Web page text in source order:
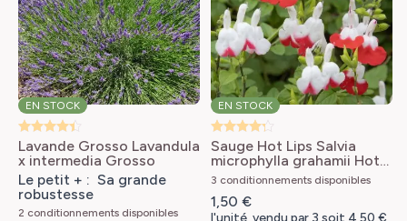
EN STOCK
Lavande Grosso Lavandula
x intermedia Grosso
Le petit + : Sa grande
robustesse
2 conditionnements disponibles
EN STOCK
Sauge Hot Lips Salvia
microphylla grahamii Hot
Lips
3 conditionnements disponibles
1,50 €